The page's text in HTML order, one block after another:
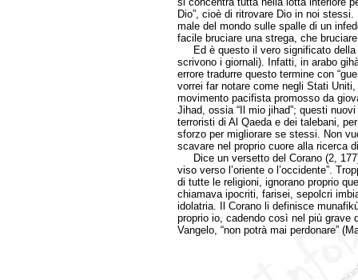
Dio”, cioè di ritrovare Dio in noi
male del mondo sulle spalle di un
facile bruciare una strega, che
Ed è questo il vero significato della
scrivono i giornali). Infatti, in arabo
errore tradurre questo termine con
vorrei far notare come negli Stati
movimento pacifista promosso da
Jihad, ossia “Il mio jihad”; questi
terroristi di Al Qaeda e dei talebani,
sforzo per migliorare se stessi. Non
scavare nel proprio cuore alla ricerca
Dice un versetto del Corano (2,
viso verso l’oriente o l’occidente”.
di tutte le religioni, ignorano proprio
chiamava ipocriti, farisei, sepolcri
idolatria. Il Corano li definisce
proprio io, cadendo così nel più grave
Vangelo, “non potrà mai perdonare”